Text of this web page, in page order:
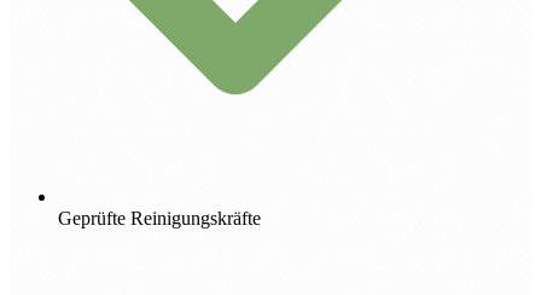
Geprüfte Reinigungskräfte